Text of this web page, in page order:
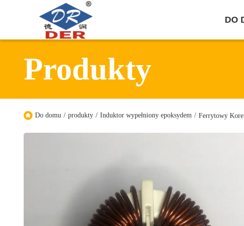
DO
Produkty
Do domu / produkty / Induktor wypełniony epoksydem / Ferrytowy